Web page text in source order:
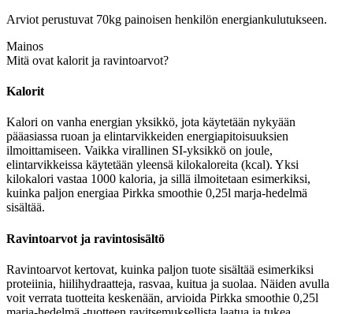
Arviot perustuvat 70kg painoisen henkilön energiankulutukseen.
Mainos
Mitä ovat kalorit ja ravintoarvot?
Kalorit
Kalori on vanha energian yksikkö, jota käytetään nykyään
pääasiassa ruoan ja elintarvikkeiden energiapitoisuuksien
ilmoittamiseen. Vaikka virallinen SI-yksikkö on joule,
elintarvikkeissa käytetään yleensä kilokaloreita (kcal). Yksi
kilokalori vastaa 1000 kaloria, ja sillä ilmoitetaan esimerkiksi,
kuinka paljon energiaa Pirkka smoothie 0,25l marja-hedelmä
sisältää.
Ravintoarvot ja ravintosisältö
Ravintoarvot kertovat, kuinka paljon tuote sisältää esimerkiksi
proteiinia, hiilihydraatteja, rasvaa, kuitua ja suolaa. Näiden avulla
voit verrata tuotteita keskenään, arvioida Pirkka smoothie 0,25l